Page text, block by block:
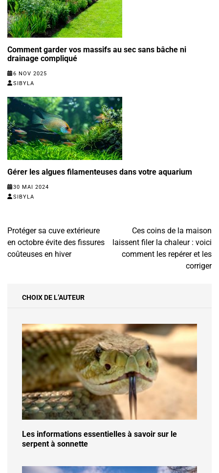
Comment garder vos massifs au sec sans bâche ni
drainage compliqué
6 NOV 2025
SIBYLA
Gérer les algues filamenteuses dans votre aquarium
30 MAI 2024
SIBYLA
Navigation
de
l’article
Protéger sa cuve extérieure
en octobre évite des fissures
coûteuses en hiver
Ces coins de la maison
laissent filer la chaleur : voici
comment les repérer et les
corriger
CHOIX DE L’AUTEUR
Les informations essentielles à savoir sur le
serpent à sonnette